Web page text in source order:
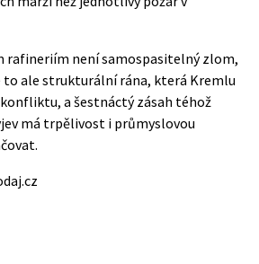
rafineriím není samospasitelný zlom,
to ale strukturální rána, která Kremlu
konfliktu, a šestnáctý zásah téhož
má trpělivost i průmyslovou